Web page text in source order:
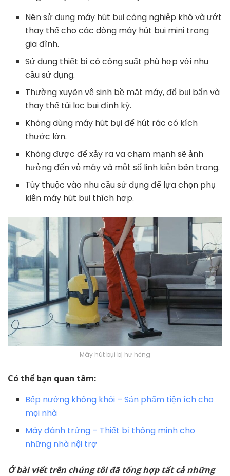
Nên sử dụng máy hút bụi công nghiệp khô và ướt
thay thế cho các dòng máy hút bụi mini trong
gia đình.
Sử dụng thiết bị có công suất phù hợp với nhu
cầu sử dụng.
Thường xuyên vệ sinh bề mặt máy, đổ bụi bẩn và
thay thế túi lọc bụi định kỳ.
Không dùng máy hút bụi để hút rác có kích
thước lớn.
Không được để xảy ra va chạm mạnh sẽ ảnh
hưởng đến vỏ máy và một số linh kiện bên trong.
Tùy thuộc vào nhu cầu sử dụng để lựa chọn phụ
kiện máy hút bụi thích hợp.
Máy hút bụi bị hư hỏng
Có thể bạn quan tâm:
Bếp nướng không khói – Sản phẩm tiện ích cho
mọi nhà
Máy đánh trứng – Thiết bị thông minh cho
những nhà nội trợ
Ở bài viết trên chúng tôi đã tổng hợp tất cả những